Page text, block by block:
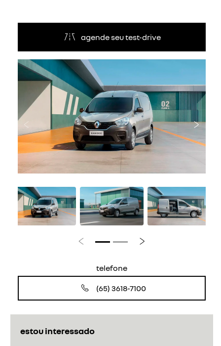
agende seu test-drive
estou interessado
Anterior
Anterior Próximo
telefone
(65) 3618-7100